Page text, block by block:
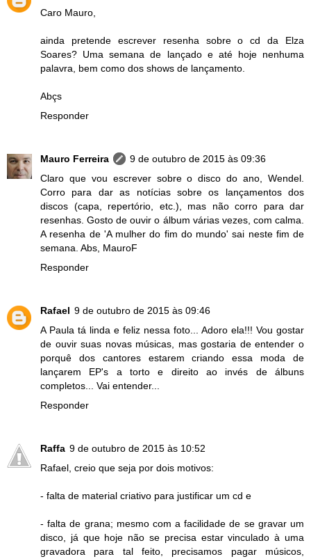
Caro Mauro,
ainda pretende escrever resenha sobre o cd da Elza
Soares? Uma semana de lançado e até hoje nenhuma
palavra, bem como dos shows de lançamento.
Abçs
Responder
Mauro Ferreira
9 de outubro de 2015 às 09:36
Claro que vou escrever sobre o disco do ano, Wendel.
Corro para dar as notícias sobre os lançamentos dos
discos (capa, repertório, etc.), mas não corro para dar
resenhas. Gosto de ouvir o álbum várias vezes, com calma.
A resenha de 'A mulher do fim do mundo' sai neste fim de
semana. Abs, MauroF
Responder
Rafael 9 de outubro de 2015 às 09:46
A Paula tá linda e feliz nessa foto... Adoro ela!!! Vou gostar
de ouvir suas novas músicas, mas gostaria de entender o
porquê dos cantores estarem criando essa moda de
lançarem EP's a torto e direito ao invés de álbuns
completos... Vai entender...
Responder
Raffa 9 de outubro de 2015 às 10:52
Rafael, creio que seja por dois motivos:
- falta de material criativo para justificar um cd e
- falta de grana; mesmo com a facilidade de se gravar um
disco, já que hoje não se precisa estar vinculado à uma
gravadora para tal feito, precisamos pagar músicos,